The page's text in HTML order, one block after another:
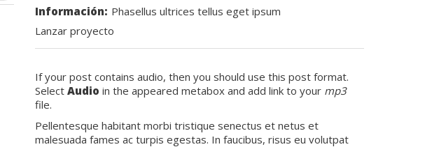
Información: Phasellus ultrices tellus eget ipsum
Lanzar proyecto
If your post contains audio, then you should use this post format.
Select Audio in the appeared metabox and add link to your mp3
file.
Pellentesque habitant morbi tristique senectus et netus et
malesuada fames ac turpis egestas. In faucibus, risus eu volutpat